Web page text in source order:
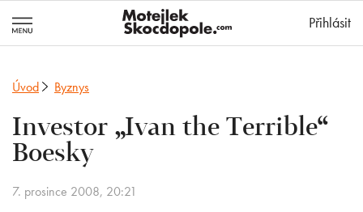
Přihlásit
Úvod Byznys
Investor „Ivan the Terrible“
Boesky
7. prosince 2008, 20:21